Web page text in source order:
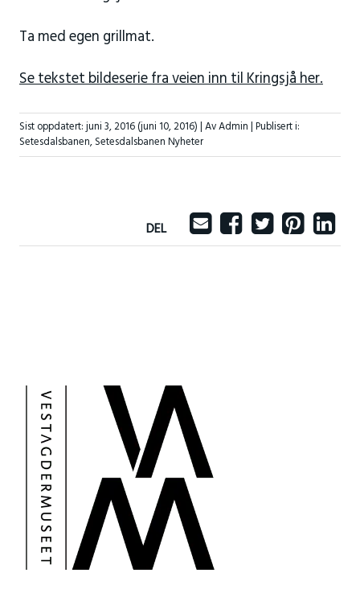
Ta med egen grillmat.
Se tekstet bildeserie fra veien inn til Kringsjå her.
Sist oppdatert:juni 3, 2016(juni 10, 2016)| Av Admin |Publisert i:
Setesdalsbanen,Setesdalsbanen Nyheter
DEL